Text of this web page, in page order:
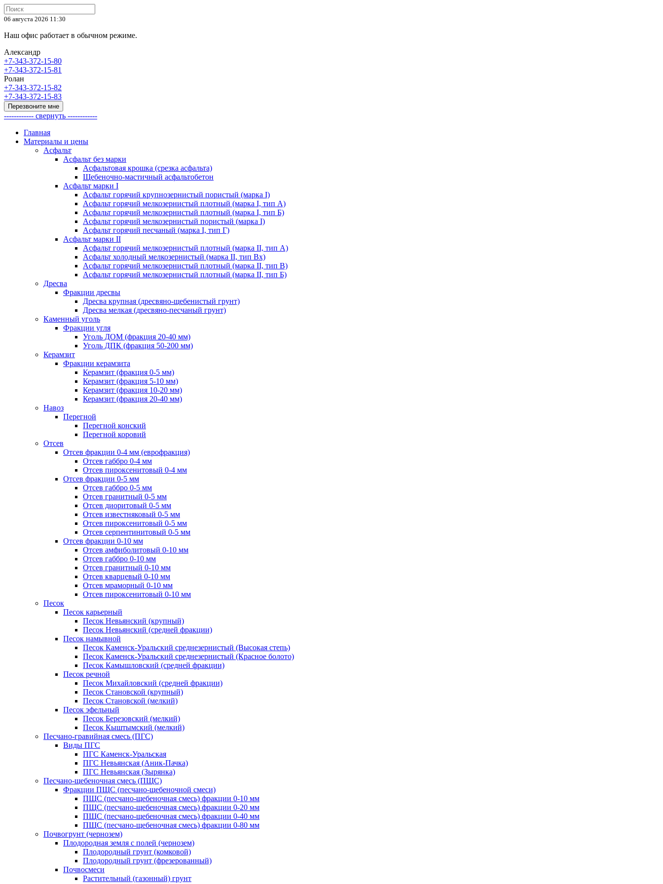
06 августа 2026 11:30
Наш офис работает в обычном режиме.
Александр
+7-343-372-15-80
+7-343-372-15-81
Ролан
+7-343-372-15-82
+7-343-372-15-83
Перезвоните мне
------------ свернуть ------------
Главная
Материалы и цены
Асфальт
Асфальт без марки
Асфальтовая крошка (срезка асфальта)
Щебеночно-мастичный асфальтобетон
Асфальт марки I
Асфальт горячий крупнозернистый пористый (марка I)
Асфальт горячий мелкозернистый плотный (марка I, тип А)
Асфальт горячий мелкозернистый плотный (марка I, тип Б)
Асфальт горячий мелкозернистый пористый (марка I)
Асфальт горячий песчаный (марка I, тип Г)
Асфальт марки II
Асфальт горячий мелкозернистый плотный (марка II, тип А)
Асфальт холодный мелкозернистый (марка II, тип Вх)
Асфальт горячий мелкозернистый плотный (марка II, тип В)
Асфальт горячий мелкозернистый плотный (марка II, тип Б)
Дресва
Фракции дресвы
Дресва крупная (дресвяно-щебенистый грунт)
Дресва мелкая (дресвяно-песчаный грунт)
Каменный уголь
Фракции угля
Уголь ДОМ (фракция 20-40 мм)
Уголь ДПК (фракция 50-200 мм)
Керамзит
Фракции керамзита
Керамзит (фракция 0-5 мм)
Керамзит (фракция 5-10 мм)
Керамзит (фракция 10-20 мм)
Керамзит (фракция 20-40 мм)
Навоз
Перегной
Перегной конский
Перегной коровий
Отсев
Отсев фракции 0-4 мм (еврофракция)
Отсев габбро 0-4 мм
Отсев пироксенитовый 0-4 мм
Отсев фракции 0-5 мм
Отсев габбро 0-5 мм
Отсев гранитный 0-5 мм
Отсев диоритовый 0-5 мм
Отсев известняковый 0-5 мм
Отсев пироксенитовый 0-5 мм
Отсев серпентинитовый 0-5 мм
Отсев фракции 0-10 мм
Отсев амфиболитовый 0-10 мм
Отсев габбро 0-10 мм
Отсев гранитный 0-10 мм
Отсев кварцевый 0-10 мм
Отсев мраморный 0-10 мм
Отсев пироксенитовый 0-10 мм
Песок
Песок карьерный
Песок Невьянский (крупный)
Песок Невьянский (средней фракции)
Песок намывной
Песок Каменск-Уральский среднезернистый (Высокая степь)
Песок Каменск-Уральский среднезернистый (Красное болото)
Песок Камышловский (средней фракции)
Песок речной
Песок Михайловский (средней фракции)
Песок Становской (крупный)
Песок Становской (мелкий)
Песок эфельный
Песок Березовский (мелкий)
Песок Кыштымский (мелкий)
Песчано-гравийная смесь (ПГС)
Виды ПГС
ПГС Каменск-Уральская
ПГС Невьянская (Аник-Пачка)
ПГС Невьянская (Зырянка)
Песчано-щебеночная смесь (ПЩС)
Фракции ПЩС (песчано-щебеночной смеси)
ПЩС (песчано-щебеночная смесь) фракции 0-10 мм
ПЩС (песчано-щебеночная смесь) фракции 0-20 мм
ПЩС (песчано-щебеночная смесь) фракции 0-40 мм
ПЩС (песчано-щебеночная смесь) фракции 0-80 мм
Почвогрунт (чернозем)
Плодородная земля с полей (чернозем)
Плодородный грунт (комковой)
Плодородный грунт (фрезерованный)
Почвосмеси
Растительный (газонный) грунт